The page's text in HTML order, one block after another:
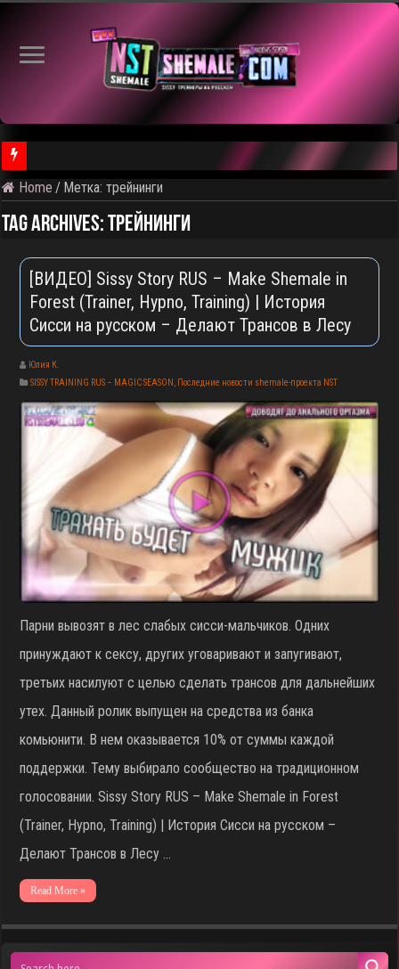
⚠️ Результаты голосования и тема следующего откртытого
Home / Метка:трейнинги
Tag Archives:трейнинги
[ВИДЕО] Sissy Story RUS – Make Shemale in
Forest (Trainer, Hypno, Training) | История
Сисси на русском – Делают Трансов в Лесу
Юлия К.
SISSY TRAINING RUS – MAGIC SEASON
Последние новости shemale-проекта NST
Парни вывозят в лес слабых сисси-мальчиков. Одних
принуждают к сексу, других уговаривают и запугивают,
третьих насилуют с целью сделать трансов для дальнейших
утех. Данный ролик выпущен на средства из банка
комьюнити. В нем оказывается 10% от суммы каждой
поддержки. Тему выбирало сообщество на традиционном
голосовании. Sissy Story RUS – Make Shemale in Forest
(Trainer, Hypno, Training) | История Сисси на русском –
Делают Трансов в Лесу …
Read More »